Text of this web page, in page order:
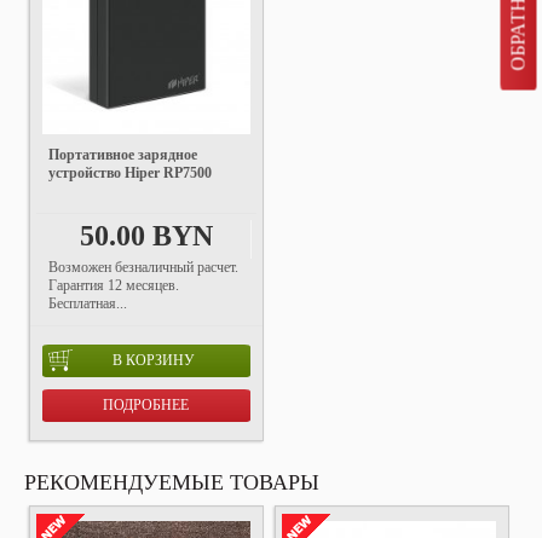
Портативное зарядное
устройство Hiper RP7500
50.00 BYN
Возможен безналичный расчет.
Гарантия 12 месяцев.
Бесплатная...
В КОРЗИНУ
ПОДРОБНЕЕ
РЕКОМЕНДУЕМЫЕ ТОВАРЫ